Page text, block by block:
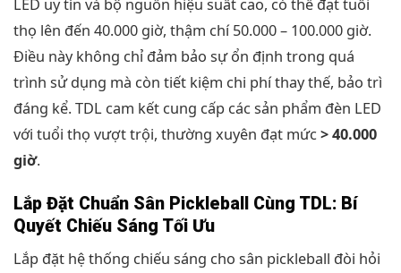
LED uy tín và bộ nguồn hiệu suất cao, có thể đạt tuổi
thọ lên đến 40.000 giờ, thậm chí 50.000 – 100.000 giờ.
Điều này không chỉ đảm bảo sự ổn định trong quá
trình sử dụng mà còn tiết kiệm chi phí thay thế, bảo trì
đáng kể. TDL cam kết cung cấp các sản phẩm đèn LED
với tuổi thọ vượt trội, thường xuyên đạt mức> 40.000
giờ.
Lắp Đặt Chuẩn Sân Pickleball Cùng TDL: Bí
Quyết Chiếu Sáng Tối Ưu
Lắp đặt hệ thống chiếu sáng cho sân pickleball đòi hỏi